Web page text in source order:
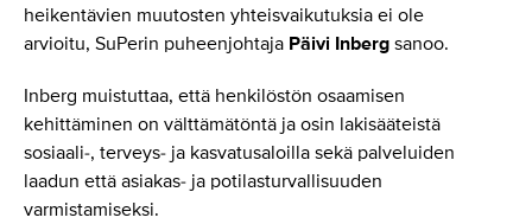
heikentävien muutosten yhteisvaikutuksia ei ole
arvioitu, SuPerin puheenjohtaja Päivi Inberg sanoo.
Inberg muistuttaa, että henkilöstön osaamisen
kehittäminen on välttämätöntä ja osin lakisääteistä
sosiaali-, terveys- ja kasvatusaloilla sekä palveluiden
laadun että asiakas- ja potilasturvallisuuden
varmistamiseksi.